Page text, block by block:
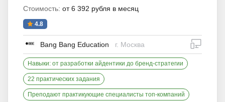
Стоимость: от 6 392 рубля в месяц
4.8
Bang Bang Education г. Москва
Навыки: от разработки айдентики до бренд-стратегии
22 практических задания
Преподают практикующие специалисты топ-компаний